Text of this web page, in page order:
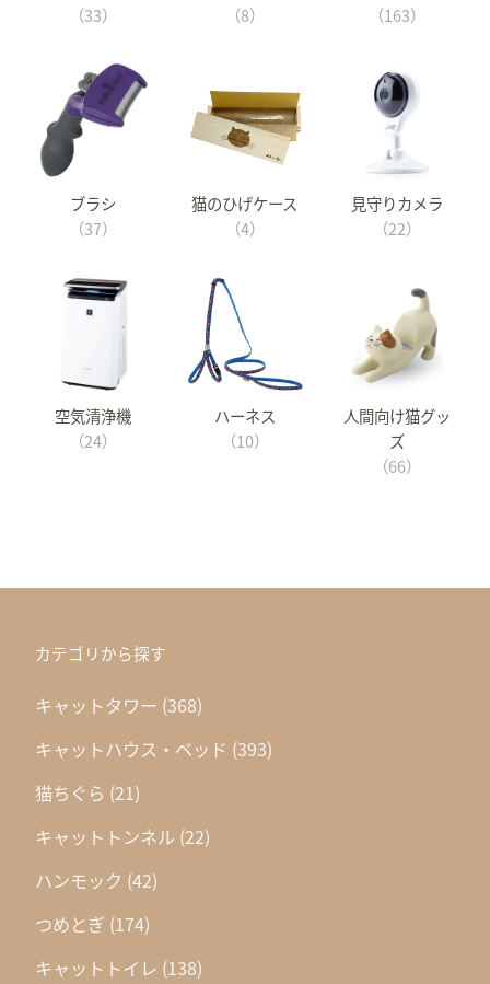
（33）
（8）
（163）
ブラシ
（37）
猫のひげケース
（4）
見守りカメラ
（22）
空気清浄機
（24）
ハーネス
（10）
人間向け猫グッ
ズ
（66）
カテゴリから探す
キャットタワー (368)
キャットハウス・ベッド (393)
猫ちぐら (21)
キャットトンネル (22)
ハンモック (42)
つめとぎ (174)
キャットトイレ (138)